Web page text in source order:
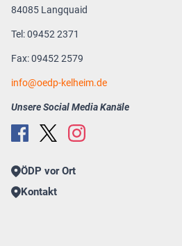
84085 Langquaid
Tel: 09452 2371
Fax: 09452 2579
info oedp-kelheim.de
Unsere Social Media Kanäle
ÖDP vor Ort
Kontakt